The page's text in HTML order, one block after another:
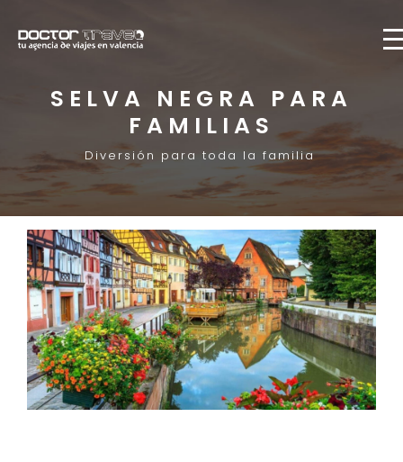
SELVA NEGRA PARA
FAMILIAS
Diversión para toda la familia